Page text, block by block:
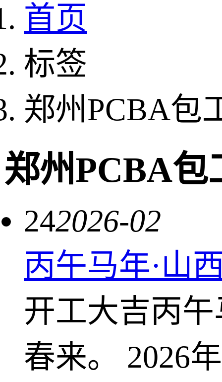
首页
标签
郑州PCBA包
郑州PCBA包
242026-02
丙午马年·山
开工大吉丙
春来。 2026